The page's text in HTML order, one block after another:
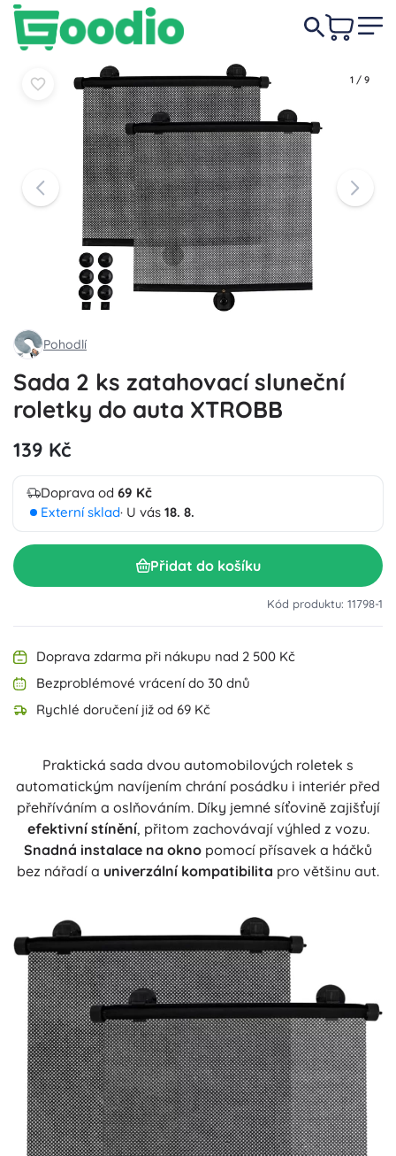
1 / 9
Pohodlí
Sada 2 ks zatahovací sluneční
roletky do auta XTROBB
139 Kč
Doprava od 69 Kč
Externí sklad· U vás 18. 8.
Přidat do košíku
Kód produktu: 11798-1
Doprava zdarma při nákupu nad 2 500 Kč
Bezproblémové vrácení do 30 dnů
Rychlé doručení již od 69 Kč
Praktická sada dvou automobilových roletek s
automatickým navíjením chrání posádku i interiér před
přehříváním a oslňováním. Díky jemné síťovině zajišťují
efektivní stínění, přitom zachovávají výhled z vozu.
Snadná instalace na okno pomocí přísavek a háčků
bez nářadí a univerzální kompatibilita pro většinu aut.
139 Kč Do košíku